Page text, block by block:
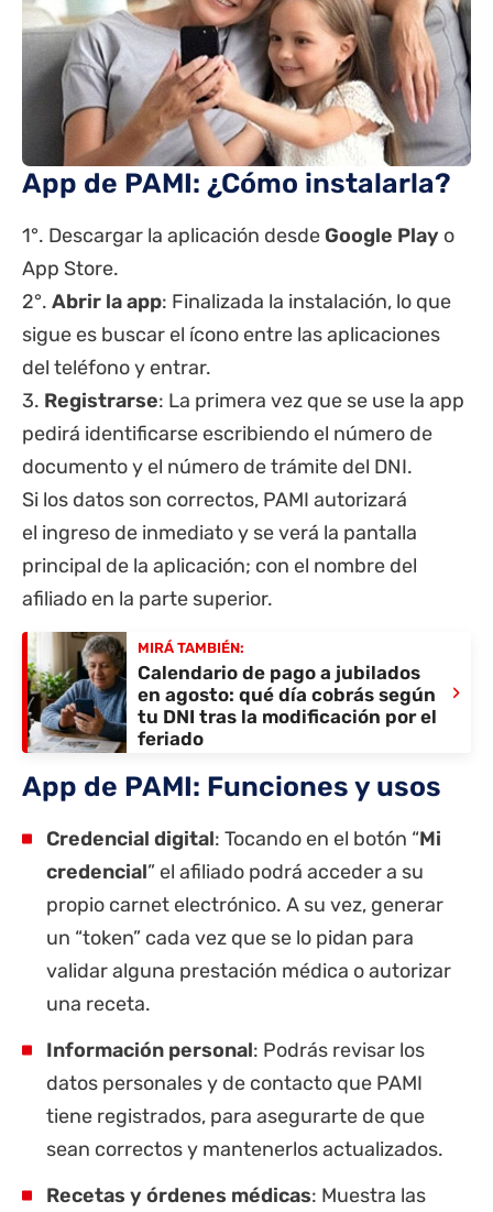
App de PAMI: ¿Cómo instalarla?
1°. Descargar la aplicación desde Google Play o
App Store.
2°. Abrir la app: Finalizada la instalación, lo que
sigue es buscar el ícono entre las aplicaciones
del teléfono y entrar.
3. Registrarse: La primera vez que se use la app
pedirá identificarse escribiendo el número de
documento y el número de trámite del DNI.
Si los datos son correctos, PAMI autorizará
el ingreso de inmediato y se verá la pantalla
principal de la aplicación; con el nombre del
afiliado en la parte superior.
MIRÁ TAMBIÉN:
Calendario de pago a jubilados
en agosto: qué día cobrás según
tu DNI tras la modificación por el
feriado
›
App de PAMI: Funciones y usos
Credencial digital: Tocando en el botón “Mi
credencial” el afiliado podrá acceder a su
propio carnet electrónico. A su vez, generar
un “token” cada vez que se lo pidan para
validar alguna prestación médica o autorizar
una receta.
Información personal: Podrás revisar los
datos personales y de contacto que PAMI
tiene registrados, para asegurarte de que
sean correctos y mantenerlos actualizados.
Recetas y órdenes médicas: Muestra las